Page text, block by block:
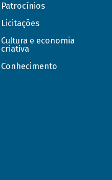
Patrocínios
Licitações
Cultura e economia
criativa
Conhecimento